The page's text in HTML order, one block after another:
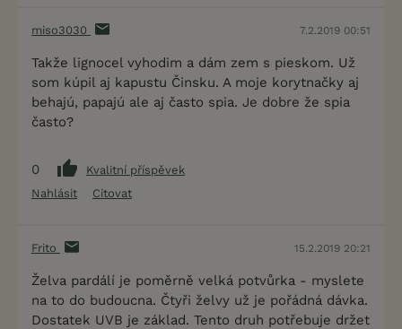
miso3030 7.2.2019 00:51
Takže lignocel vyhodim a dám zem s pieskom. Už
som kúpil aj kapustu Činsku. A moje korytnačky aj
behajú, papajú ale aj často spia. Je dobre že spia
často?
0
Kvalitní příspěvek
Nahlásit
Citovat
Frito 15.2.2019 20:21
Želva pardálí je poměrně velká potvůrka - myslete
na to do budoucna. Čtyři želvy už je pořádná dávka.
Dostatek UVB je základ. Tento druh potřebuje držet